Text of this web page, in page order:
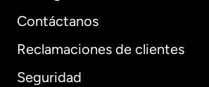
Contáctanos
Reclamaciones de clientes
Seguridad